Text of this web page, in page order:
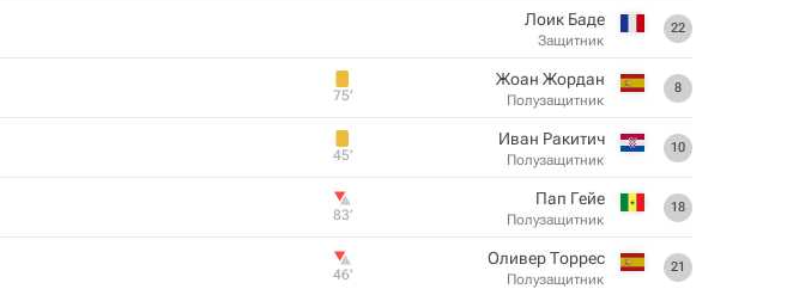
22
Лоик Баде
Защитник
8
Жоан Жордан
Полузащитник
75‎’‎
10
Иван Ракитич
Полузащитник
45‎’‎
18
Пап Гейе
Полузащитник
83‎’‎
21
Оливер Торрес
Полузащитник
46‎’‎